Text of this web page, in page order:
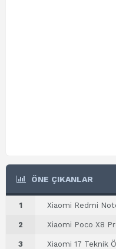
ÖNE ÇIKANLAR
1 Xiaomi Redmi
2 Xiaomi Poco X8
3 Xiaomi 17 Teknik